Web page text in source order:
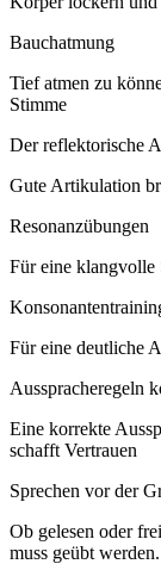
Bauchatmung
Tief atmen zu
Stimme
Der reflektorische
Gute Artikulation
Resonanzübungen
Für eine klangvolle
Für eine deutliche
Ausspracheregeln
Eine korrekte
schafft Vertrauen
Sprechen vor der
Ob gelesen oder
muss geübt